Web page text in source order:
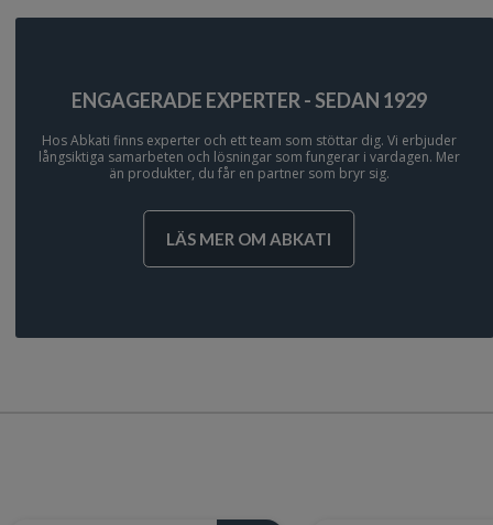
ENGAGERADE EXPERTER - SEDAN 1929
Hos Abkati finns experter och ett team som stöttar dig. Vi erbjuder
långsiktiga samarbeten och lösningar som fungerar i vardagen. Mer
än produkter, du får en partner som bryr sig.
LÄS MER OM ABKATI